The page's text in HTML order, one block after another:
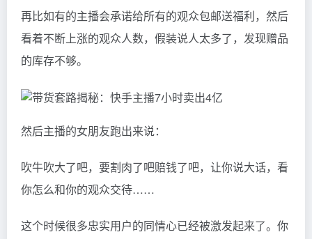
再比如有的主播会承诺给所有的观众包邮送福利，然后
看着不断上涨的观众人数，假装说人太多了，发现赠品
的库存不够。
然后主播的女朋友跑出来说：
吹牛吹大了吧，要割肉了吧赔钱了吧，让你说大话，看
你怎么和你的观众交待……
这个时候很多忠实用户的同情心已经被激发起来了。你